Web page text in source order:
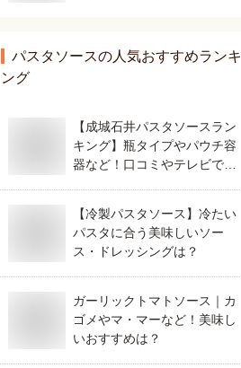
パスタソースの人気おすすめランキ
ング
【成城石井パスタソースラン
キング】瓶タイプやパウチ容
器など！口コミやテレビで話
【冷製パスタソース】冷たい
パスタに合う美味しいソー
ス・ドレッシングは？
ガーリックトマトソース｜カ
ゴメやマ・マーなど！美味し
いおすすめは？